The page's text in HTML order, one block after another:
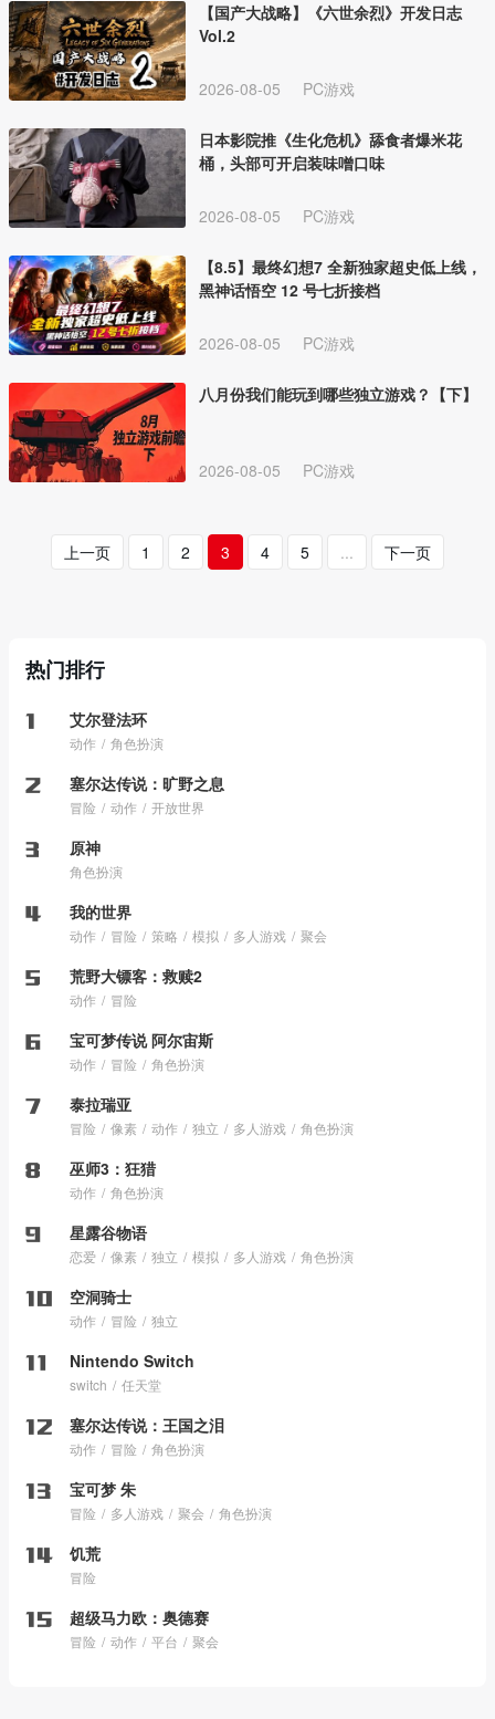
【国产大战略】《六世余烈》开发日志
Vol.2
2026-08-05 PC游戏
日本影院推《生化危机》舔食者爆米花
桶，头部可开启装味噌口味
2026-08-05 PC游戏
【8.5】最终幻想7 全新独家超史低上线，
黑神话悟空 12 号七折接档
2026-08-05 PC游戏
八月份我们能玩到哪些独立游戏？【下】
2026-08-05 PC游戏
上一页 1 2 3 4 5 ... 下一页
热门排行
艾尔登法环
动作 角色扮演
塞尔达传说：旷野之息
冒险 动作 开放世界
原神
角色扮演
我的世界
动作 冒险 策略 模拟 多人游戏 聚会
荒野大镖客：救赎2
动作 冒险
宝可梦传说 阿尔宙斯
动作 冒险 角色扮演
泰拉瑞亚
冒险 像素 动作 独立 多人游戏 角色扮演
巫师3：狂猎
动作 角色扮演
星露谷物语
恋爱 像素 独立 模拟 多人游戏 角色扮演
空洞骑士
动作 冒险 独立
Nintendo Switch
switch 任天堂
塞尔达传说：王国之泪
动作 冒险 角色扮演
宝可梦 朱
冒险 多人游戏 聚会 角色扮演
饥荒
冒险
超级马力欧：奥德赛
冒险 动作 平台 聚会